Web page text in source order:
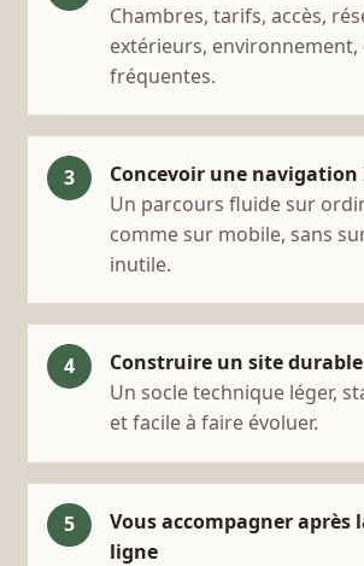
Chambres, tarifs, accès,
extérieurs, environnement,
fréquentes.
Concevoir une navigation
Un parcours fluide sur
comme sur mobile, sans
inutile.
Construire un site durable
Un socle technique léger,
et facile à faire évoluer.
Vous accompagner après
ligne